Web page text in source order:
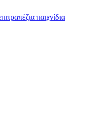
παιχνίδια